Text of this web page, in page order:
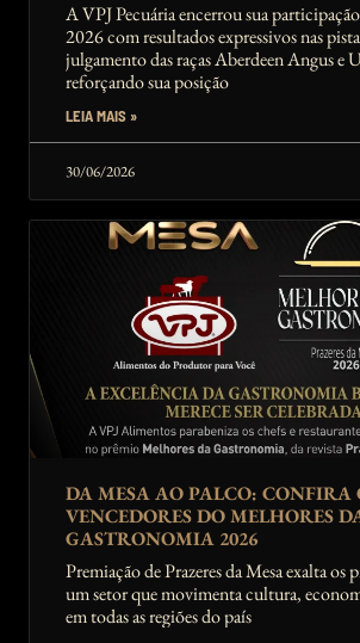
A VPJ Pecuária encerrou sua
2026 com resultados expressivos nas
julgamento das raças Aberdeen Angus e
reforçando sua posição
LEIA MAIS »
30/06/2026
DA MESA AO PALCO: CONFIRA
VENCEDORES DO MELHORES
GASTRONOMIA 2026
Premiação de Prazeres da Mesa exalta os
um setor que movimenta cultura,
em todas as regiões do país